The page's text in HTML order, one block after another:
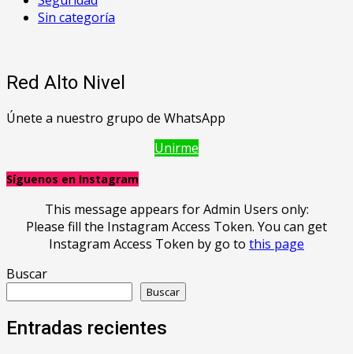
Sin categoría
Red Alto Nivel
Únete a nuestro grupo de WhatsApp
Unirme
Síguenos en Instagram
This message appears for Admin Users only:
Please fill the Instagram Access Token. You can get
Instagram Access Token by go to this page
Buscar
Buscar
Entradas recientes